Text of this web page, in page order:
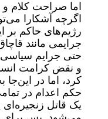
اما صراحت کلام
اگرچه آشکارا
رژیم‌های حاکم بر
جرایمی مانند
حتی جرایم
و نقض کرامت
کرد، اما در
حکم اعدام در
یک قاتل زنجیره‌ای